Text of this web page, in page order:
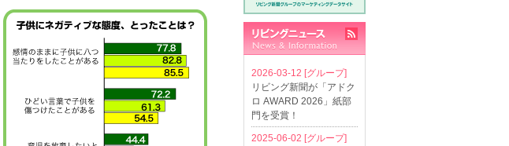
2026-03-12 [グループ]
リビング新聞が「アドク
ロ AWARD 2026」紙部
門を受賞！
2025-06-02 [グループ]